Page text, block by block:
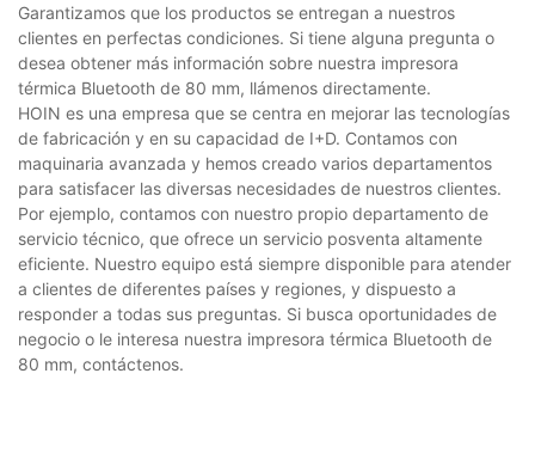
Garantizamos que los productos se entregan a nuestros
clientes en perfectas condiciones. Si tiene alguna pregunta o
desea obtener más información sobre nuestra impresora
térmica Bluetooth de 80 mm, llámenos directamente.
HOIN es una empresa que se centra en mejorar las tecnologías
de fabricación y en su capacidad de I+D. Contamos con
maquinaria avanzada y hemos creado varios departamentos
para satisfacer las diversas necesidades de nuestros clientes.
Por ejemplo, contamos con nuestro propio departamento de
servicio técnico, que ofrece un servicio posventa altamente
eficiente. Nuestro equipo está siempre disponible para atender
a clientes de diferentes países y regiones, y dispuesto a
responder a todas sus preguntas. Si busca oportunidades de
negocio o le interesa nuestra impresora térmica Bluetooth de
80 mm, contáctenos.